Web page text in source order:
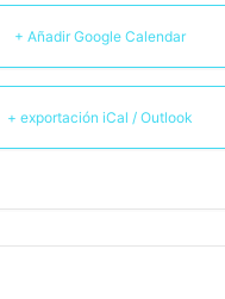
+ Añadir Google Calendar
+ exportación iCal / Outlook